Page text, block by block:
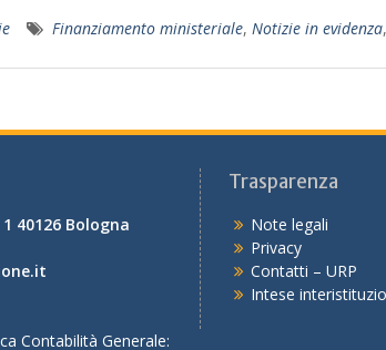
Finanziamento ministeriale, Notizie in evidenza,
40126 Bologna
Contabilità Generale:
Trasparenza
Note legali
Privacy
Contatti – URP
Intese